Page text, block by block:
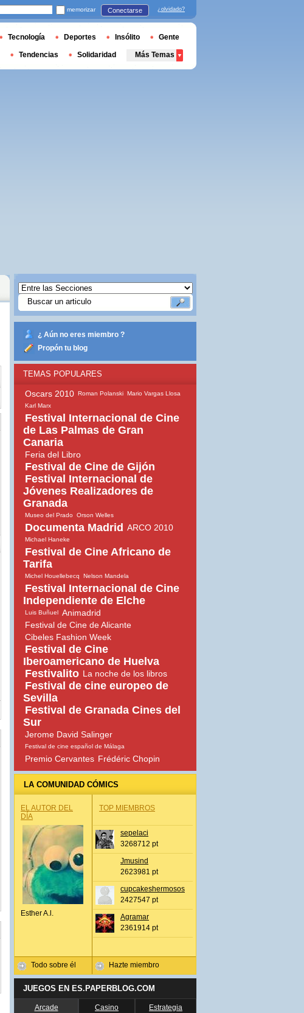
¿ Aún no eres miembro ?
Propón tu blog
TEMAS POPULARES
Oscars 2010 Roman Polanski Mario Vargas Llosa
Karl Marx
Festival Internacional de Cine
de Las Palmas de Gran
Canaria
Feria del Libro
Festival de Cine de Gijón
Festival Internacional de
Jóvenes Realizadores de
Granada
Museo del Prado Orson Welles
Documenta Madrid ARCO 2010
Michael Haneke
Festival de Cine Africano de
Tarifa
Michel Houellebecq Nelson Mandela
Festival Internacional de Cine
Independiente de Elche
Luis Buñuel Animadrid
Festival de Cine de Alicante
Cibeles Fashion Week
Festival de Cine
Iberoamericano de Huelva
Festivalito La noche de los libros
Festival de cine europeo de
Sevilla
Festival de Granada Cines del
Sur
Jerome David Salinger
Festival de cine español de Málaga
Premio Cervantes Frédéric Chopin
LA COMUNIDAD CÓMICS
EL AUTOR DEL
DÍA
Esther A.l.
Todo sobre él
TOP MIEMBROS
sepelaci
3268712 pt
Jmusind
2623981 pt
cupcakeshermosos
2427547 pt
Agramar
2361914 pt
Hazte miembro
JUEGOS EN ES.PAPERBLOG.COM
Arcade Casino Estrategia
memorizar Conectarse ¿olvidado?
Tecnología Deportes Insólito Gente
Tendencias Solidaridad Más Temas